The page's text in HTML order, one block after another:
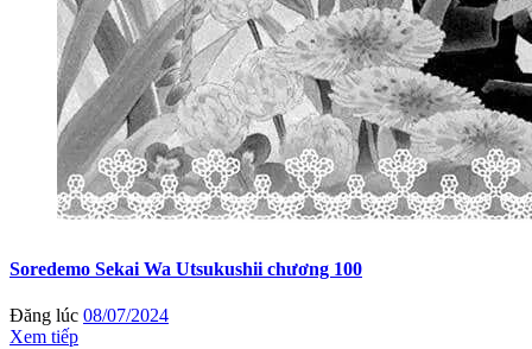
Soredemo Sekai Wa Utsukushii chương 100
Đăng lúc 08/07/2024
Xem tiếp